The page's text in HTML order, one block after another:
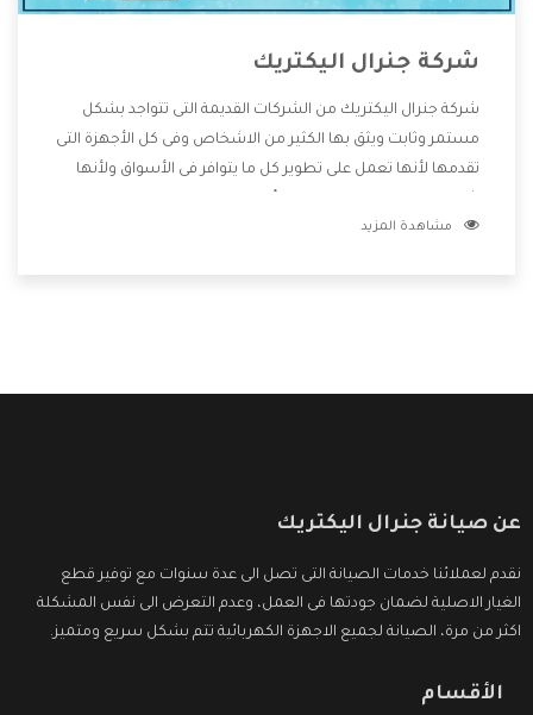
شركة جنرال اليكتريك
شركة جنرال اليكتريك من الشركات القديمة التى تتواجد بشكل
مستمر وثابت ويثق بها الكثير من الاشخاص وفى كل الأجهزة التى
تقدمها لأنها تعمل على تطوير كل ما يتوافر فى الأسواق ولأنها
المنتجات وتقدم للعملاء أقوى العروض والخصومات التى تسهل
مشاهدة المزيد
عن صيانة جنرال اليكتريك
نقدم لعملائنا خدمات الصيانة التى تصل الى عدة سنوات مع توفير قطع
الغيار الاصلية لضمان جودتها فى العمل، وعدم التعرض الى نفس المشكلة
اكثر من مرة، الصيانة لجميع الاجهزة الكهربائية تتم بشكل سريع ومتميز.
الأقسام